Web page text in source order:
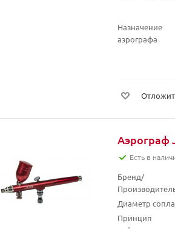
Назначение
аэрографа
Аэрограф
Есть в
Бренд/
Диаметр сопла
Принцип